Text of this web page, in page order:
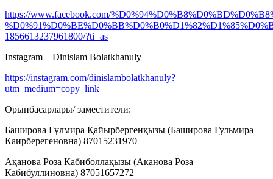
https://www.facebook.com/
1856613237961800/?ti=as
Instagram – Dinislam Bolatkhanuly
https://instagram.com/dinislambolatkhanuly?
utm_medium=copy_link
Орынбасарлары/ заместители:
Баширова Гүлмира Қайырбергенқызы (Баширова Гульмира
Каирберегеновна) 87015231970
Ақанова Роза Кабиболлақызы (Аканова Роза
Кабибуллиновна) 87051657272